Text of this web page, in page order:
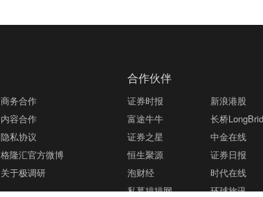
商务合作
内容合作
隐私协议
格隆汇官方微博
关于极调研
合作伙伴
证券时报 新浪港股
富途牛牛
长桥
证券之星
中金在线
恒生聚源
证券日报
泡财经
时代在线
私募排排网
环球旅讯